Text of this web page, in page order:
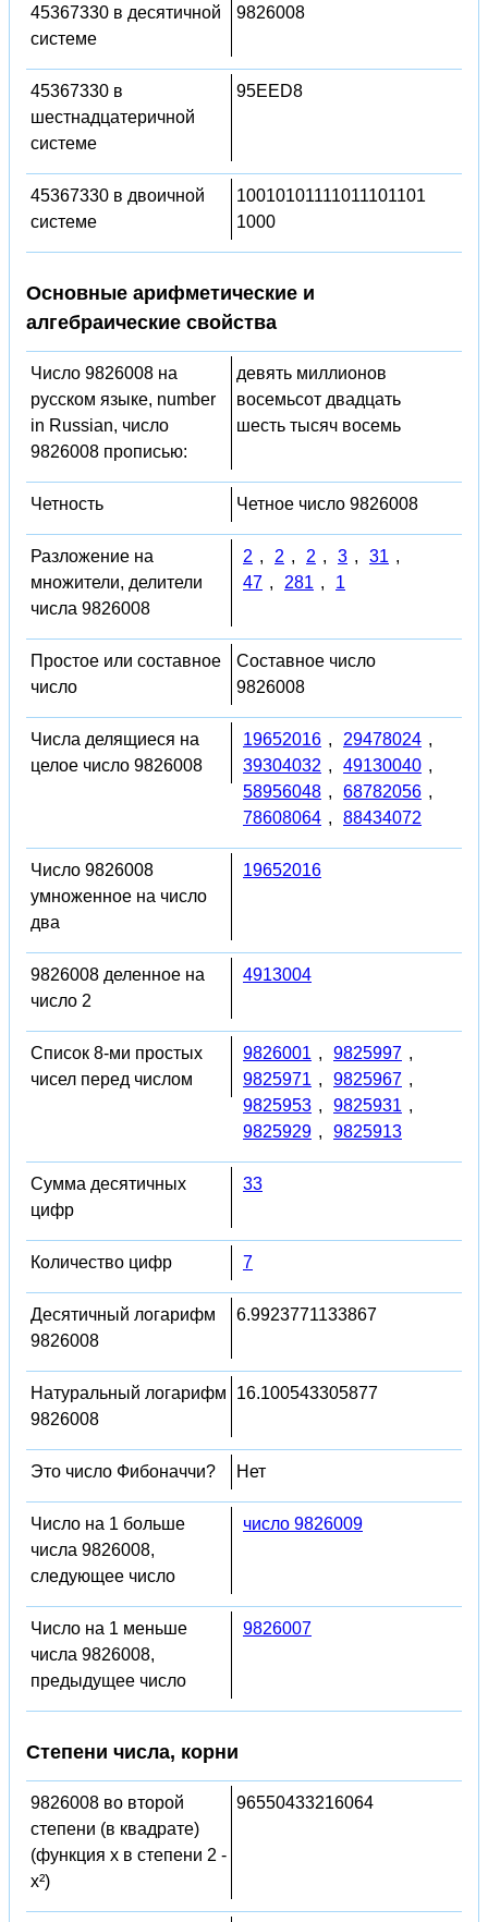
45367330 в десятичной
системе
9826008
45367330 в
шестнадцатеричной
системе
95EED8
45367330 в двоичной
системе
10010101111011101101
1000
Основные арифметические и
алгебраические свойства
Число 9826008 на
русском языке, number
in Russian, число
9826008 прописью:
девять миллионов
восемьсот двадцать
шесть тысяч восемь
Четность Четное число 9826008
Разложение на
множители, делители
числа 9826008
2 , 2 , 2 , 3 , 31 ,
47 , 281 , 1
Простое или составное
число
Составное число
9826008
Числа делящиеся на
целое число 9826008
19652016 , 29478024 ,
39304032 , 49130040 ,
58956048 , 68782056 ,
78608064 , 88434072
Число 9826008
умноженное на число
два
19652016
9826008 деленное на
число 2
4913004
Список 8-ми простых
чисел перед числом
9826001 , 9825997 ,
9825971 , 9825967 ,
9825953 , 9825931 ,
9825929 , 9825913
Сумма десятичных
цифр
33
Количество цифр 7
Десятичный логарифм
9826008
6.9923771133867
Натуральный логарифм
9826008
16.100543305877
Это число Фибоначчи? Нет
Число на 1 больше
числа 9826008,
следующее число
число 9826009
Число на 1 меньше
числа 9826008,
предыдущее число
9826007
Степени числа, корни
9826008 во второй
степени (в квадрате)
(функция x в степени 2 -
x²)
96550433216064